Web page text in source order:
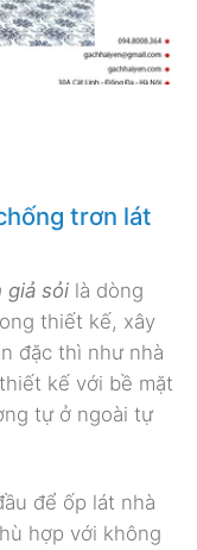
trơn lát
giả sỏi là dòng
thiết kế, xây
đặc thì như nhà
kế với bề mặt
tự ở ngoài tự
để ốp lát nhà
hợp với không